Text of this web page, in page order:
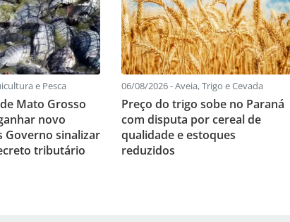
e Pesca
Mato Grosso
novo
Governo sinalizar
tributário
06/08/2026 - Aveia, Trigo e Cevada
Preço do trigo sobe no Paraná
com disputa por cereal de
qualidade e estoques
reduzidos